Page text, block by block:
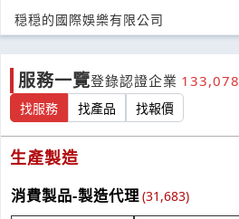
要做泡泡冰詢價機器
產業:餐飲食品設備製造代理
來自:陳OO 詢價
時間:08/05 19:32
***82199649@gmail.com
變壓器購買費用？
產業:機械零組件製造代理
來自:巨OO機OO公O 詢價
時間:08/05 18:39
***.chahg@msa.hinet.net
穏穏的國際娛樂有限公司
服務一覽登錄認證企業 133,078
找服務 找產品 找報價
生產製造
消費製品-製造代理(31,683)